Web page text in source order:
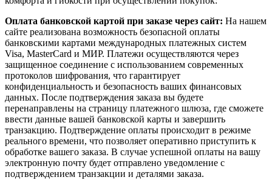
Оплата банковской картой при заказе через сайт: На нашем
сайте реализована возможность безопасной оплаты
банковскими картами международных платежных систем
Visa, MasterCard и МИР. Платежи осуществляются через
защищенное соединение с использованием современных
протоколов шифрования, что гарантирует
конфиденциальность и безопасность ваших финансовых
данных. После подтверждения заказа вы будете
перенаправлены на страницу платежного шлюза, где сможете
ввести данные вашей банковской карты и завершить
транзакцию. Подтверждение оплаты происходит в режиме
реального времени, что позволяет оперативно приступить к
обработке вашего заказа. В случае успешной оплаты на вашу
электронную почту будет отправлено уведомление с
подтверждением транзакции и деталями заказа.